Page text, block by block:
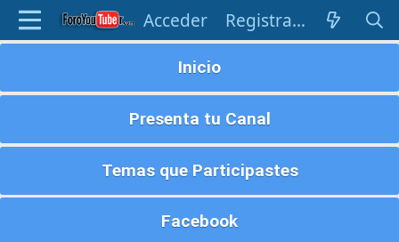
Acceder Registrarse
Inicio
Presenta tu Canal
Temas que Participastes
Facebook